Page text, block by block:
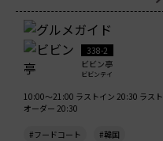
338-2
ビビン亭
ビビンテイ
10:00～21:00 ラストイン 20:30 ラスト
オーダー 20:30
#フードコート #韓国